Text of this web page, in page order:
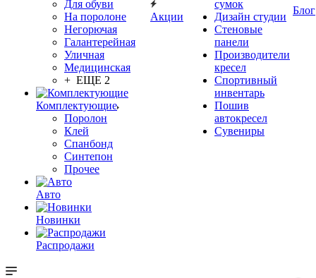
Для обуви
На поролоне
Негорючая
Галантерейная
Уличная
Медицинская
+ ЕЩЕ 2
Комплектующие
Поролон
Клей
Спанбонд
Синтепон
Прочее
Авто
Новинки
Распродажи
Акции
сумок
Дизайн студии
Стеновые
панели
Производители
кресел
Спортивный
инвентарь
Пошив
автокресел
Сувениры
Блог